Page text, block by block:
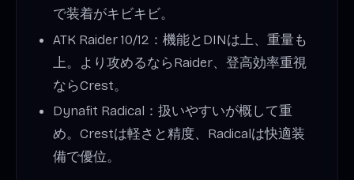
で装着がキビキビ。
ATK Raider 10/12：機能とDINは上、重量も
上。より攻めるならRaider、登高効率重視
ならCrest。
Dynafit Radical：扱いやすいが概して重
め。Crestは軽さと精度、Radicalは快適装
備で優位。